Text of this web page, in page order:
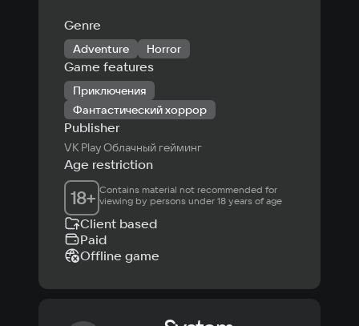
Genre
Adventure Horror
Game features
Приключения
Фантастический хоррор
Publisher
VK Play Облачный гейминг
Age restriction
18+ Contains material not recommended for
viewing by persons under 18 years of age
Client based
Paid
Offline game